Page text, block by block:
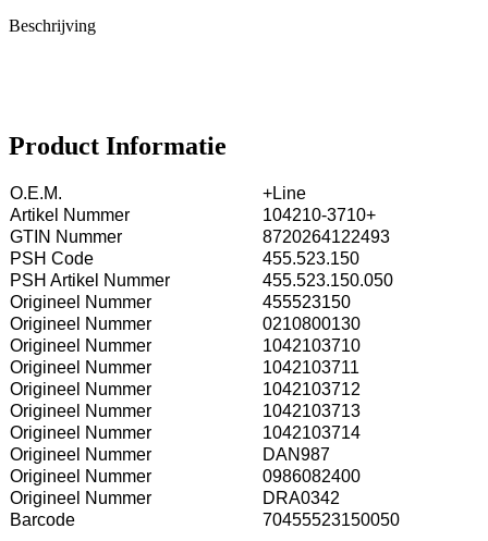
Beschrijving
Product Informatie
O.E.M.
+Line
Artikel Nummer
104210-3710+
GTIN Nummer
8720264122493
PSH Code
455.523.150
PSH Artikel Nummer
455.523.150.050
Origineel Nummer
455523150
Origineel Nummer
0210800130
Origineel Nummer
1042103710
Origineel Nummer
1042103711
Origineel Nummer
1042103712
Origineel Nummer
1042103713
Origineel Nummer
1042103714
Origineel Nummer
DAN987
Origineel Nummer
0986082400
Origineel Nummer
DRA0342
Barcode
70455523150050